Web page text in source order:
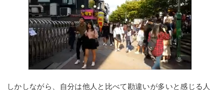
しかしながら、自分は他人と比べて勘違いが多いと感じる人